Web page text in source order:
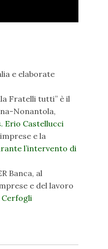
e elaborate
Fratelli tutti” è il
Nonantola,
Erio Castellucci
e la
l’intervento di
Banca, al
e del lavoro
Cerfogli